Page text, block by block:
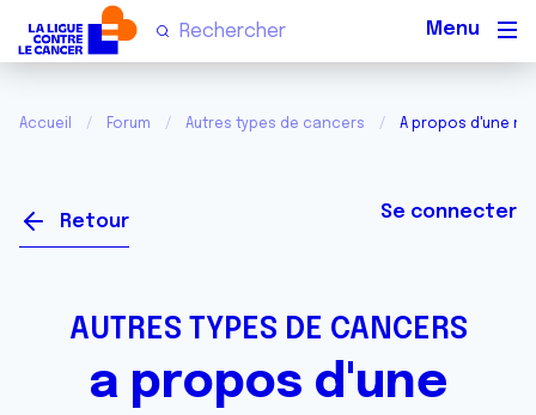
Accueil Forum Autres types de cancers A propos d'une
Retour Se connecter
AUTRES TYPES DE CANCERS
a propos d'une